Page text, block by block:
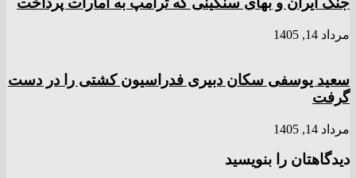
مرداد 14, 1405
سعید یوسفی سکان دبیری فدراسیون کشتی را در دست
گرفت
مرداد 14, 1405
دیدگاهتان را بنویسید